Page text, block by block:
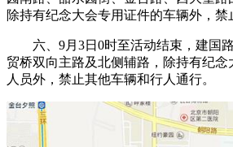
除持有纪念大会专用证件的车辆外，禁
六、9月3日0时至活动结束，建国路
贸桥双向主路及北侧辅路，除持有纪
人员外，禁止其他车辆和行人通行。